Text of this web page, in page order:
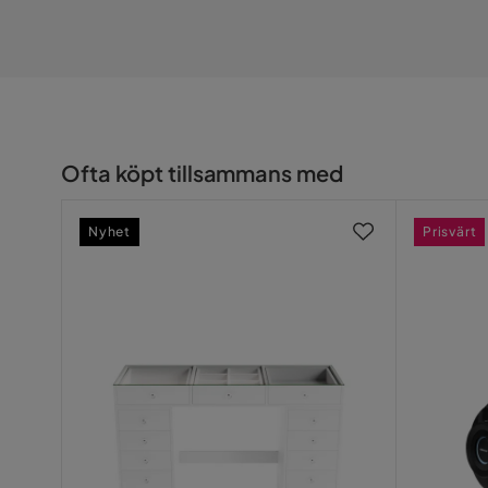
För en bättre cykelupplevelse är lådcykeln utrustad
välkända Shimano, som är världsledande på växlar för
kan du även ställa in assistans i 5 nivåer. Lådcykeln är
från huvudbatteriet. Däck med reflexer gör dig extra
Ofta köpt tillsammans med
Nyhet Prisvärt